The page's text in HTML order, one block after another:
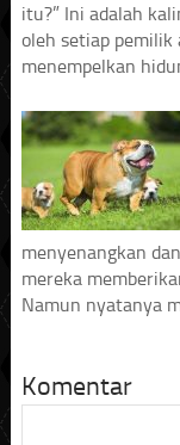
itu?” Ini adalah
oleh setiap pemilik
menempelkan
menyenangkan
mereka
Namun nyatanya
Komentar